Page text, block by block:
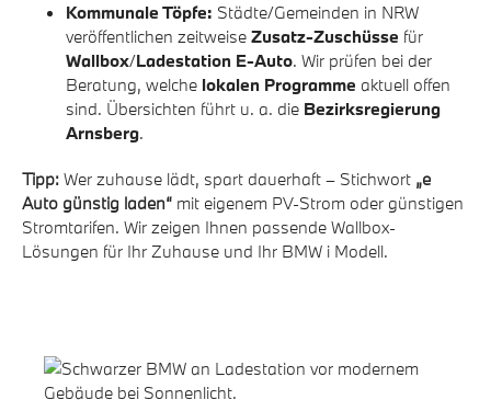
Kommunale Töpfe: Städte/Gemeinden in NRW
veröffentlichen zeitweise Zusatz-Zuschüsse für
Wallbox/Ladestation E-Auto. Wir prüfen bei der
Beratung, welche lokalen Programme aktuell offen
sind. Übersichten führt u. a. die Bezirksregierung
Arnsberg.
Tipp: Wer zuhause lädt, spart dauerhaft – Stichwort „e
Auto günstig laden“ mit eigenem PV-Strom oder günstigen
Stromtarifen. Wir zeigen Ihnen passende Wallbox-
Lösungen für Ihr Zuhause und Ihr BMW i Modell.